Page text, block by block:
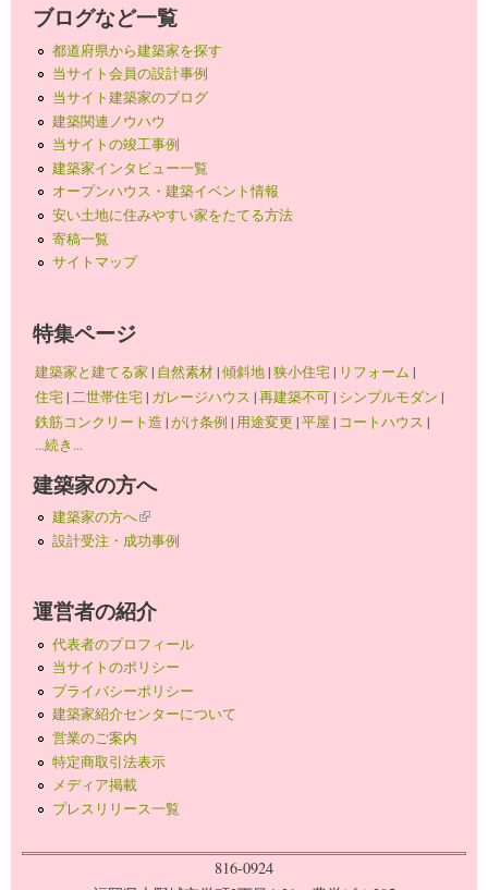
ブログなど一覧
都道府県から建築家を探す
当サイト会員の設計事例
当サイト建築家のブログ
建築関連ノウハウ
当サイトの竣工事例
建築家インタビュー一覧
オープンハウス・建築イベント情報
安い土地に住みやすい家をたてる方法
寄稿一覧
サイトマップ
特集ページ
建築家と建てる家 | 自然素材|傾斜地|狭小住宅| リフォーム |
住宅| 二世帯住宅| ガレージハウス |再建築不可| シンプルモダン |
鉄筋コンクリート造 |がけ条例 | 用途変更 |平屋 | コートハウス |
...続き...
建築家の方へ
建築家の方へ(link is external)
設計受注・成功事例
運営者の紹介
代表者のプロフィール
当サイトのポリシー
プライバシーポリシー
建築家紹介センターについて
営業のご案内
特定商取引法表示
メディア掲載
プレスリリース一覧
816-0924